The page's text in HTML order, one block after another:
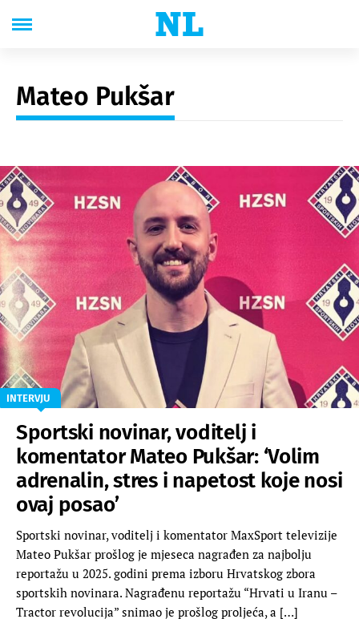
Mateo Pukšar
INTERVJU
Sportski novinar, voditelj i
komentator Mateo Pukšar: ‘Volim
adrenalin, stres i napetost koje nosi
ovaj posao’
Sportski novinar, voditelj i komentator MaxSport televizije
Mateo Pukšar prošlog je mjeseca nagrađen za najbolju
reportažu u 2025. godini prema izboru Hrvatskog zbora
sportskih novinara. Nagrađenu reportažu “Hrvati u Iranu –
Tractor revolucija” snimao je prošlog proljeća, a […]